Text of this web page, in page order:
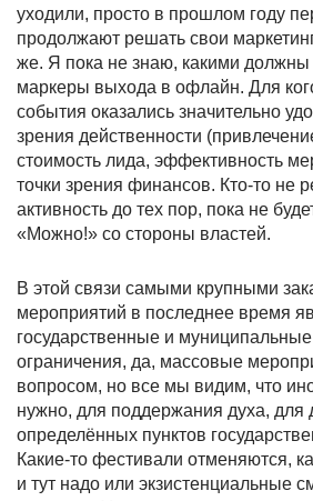
уходили, просто в прошлом году
продолжают решать свои
же. Я пока не знаю, какими должны
маркеры выхода в офлайн. Для
события оказались значительно
зрения действенности
стоимость лида, эффективность
точки зрения финансов. Кто-то не
активность до тех пор, пока не
«Можно!» со стороны властей.
В этой связи самыми крупными
мероприятий в последнее время
государственные и
ограничения, да, массовые
вопросом, но все мы видим, что
нужно, для поддержания духа, для
определённых пунктов
Какие-то фестивали отменяются,
и тут надо или экзистенциальные